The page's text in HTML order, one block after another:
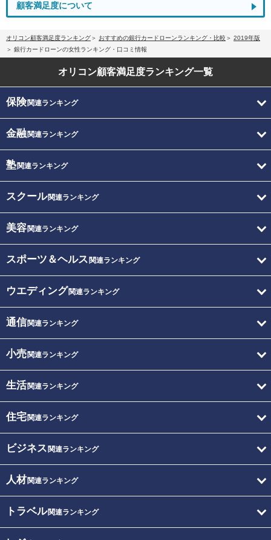
顧客満足度について
オリコン顧客満足度ランキング おすすめの銀行カードローンランキング・比較
2019年版
銀行カードローンの女性ランキング・口コミ情報
オリコン顧客満足度ランキング一覧
保険関連ランキング
金融関連ランキング
塾関連ランキング
スクール関連ランキング
美容関連ランキング
スポーツ＆ヘルス 関連ランキング
ウエディング関連ランキング
通信関連ランキング
小売関連ランキング
生活関連ランキング
住宅関連ランキング
ビジネス 関連ランキング
人材関連ランキング
トラベル関連ランキング